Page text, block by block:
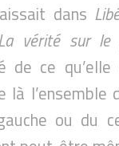
dans
vérité sur le
de ce
là
ou du